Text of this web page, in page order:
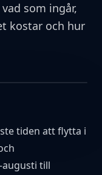
som ingår,
kostar och hur
tiden att flytta i
till